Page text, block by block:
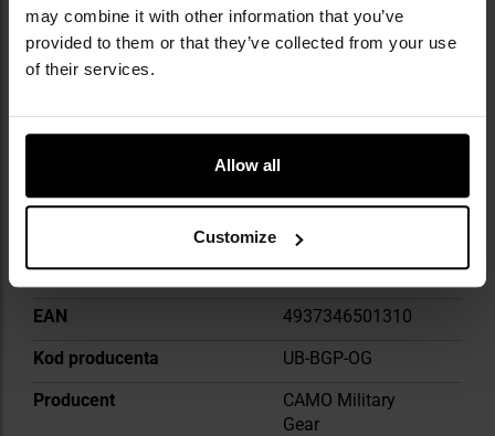
may combine it with other information that you’ve
provided to them or that they’ve collected from your use
of their services.
Allow all
Customize
Materiał główny
nylon
Waga
17 g
145 x 30 mm
Zapięcie
Klamra typ Fastex
EAN
4937346501310
Kod producenta
UB-BGP-OG
Producent
CAMO Military
Gear